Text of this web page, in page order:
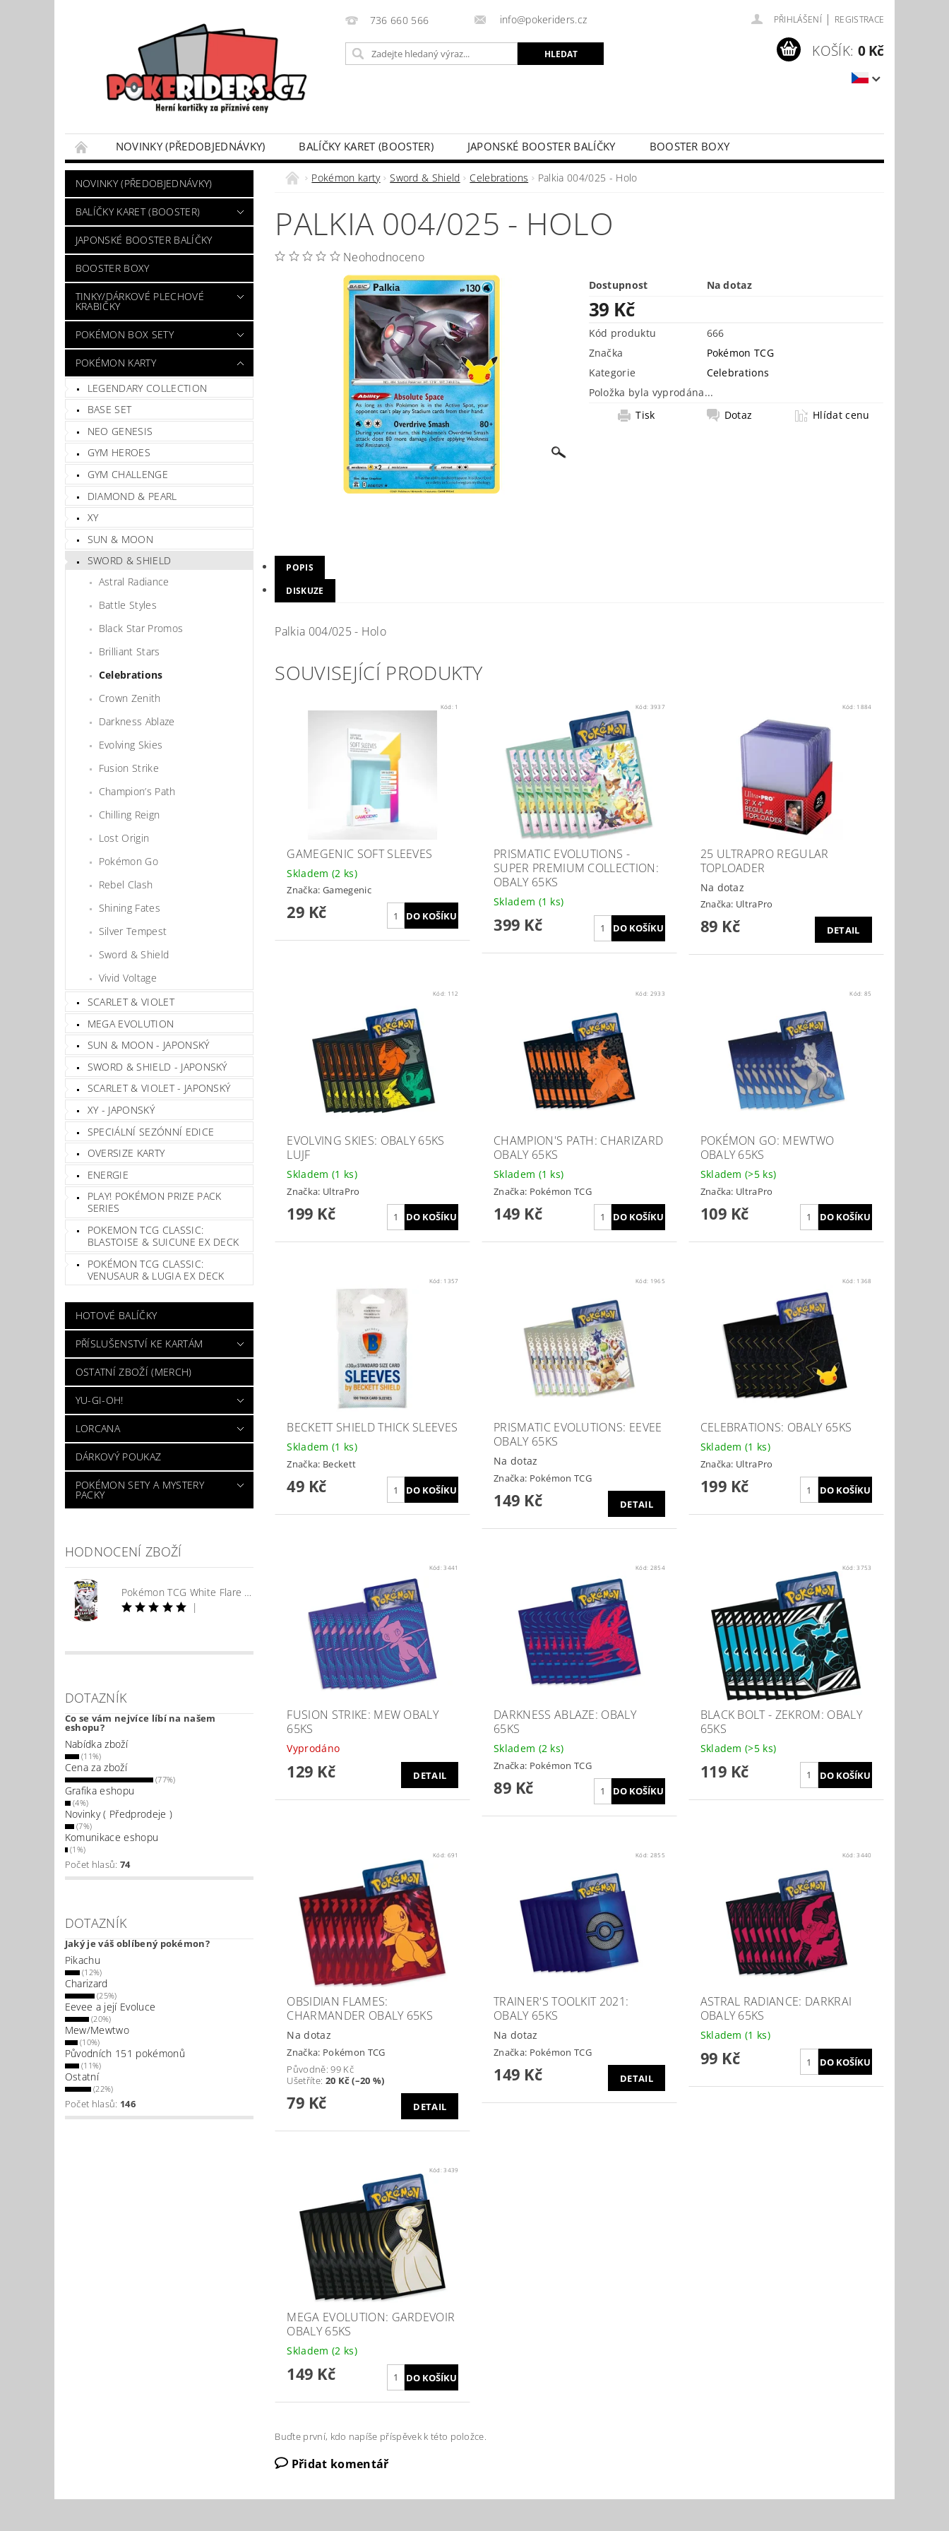
736 660 566 info@pokeriders.cz PŘIHLÁŠENÍ | REGISTRACE
KOŠÍK: 0 Kč
NOVINKY (PŘEDOBJEDNÁVKY) BALÍČKY KARET (BOOSTER) JAPONSKÉ BOOSTER BALÍČKY
BOOSTER BOXY
POKÉMON BOX SETY
TINKY/DÁRKOVÉ PLECHOVÉ KRABIČKY POKÉMON KARTY HOTOVÉ BALÍČKY
VÝKUP POKÉMON KARET
DÁRKOVÝ POUKAZ
NOVINKY (PŘEDOBJEDNÁVKY)
BALÍČKY KARET (BOOSTER)
JAPONSKÉ BOOSTER BALÍČKY
BOOSTER BOXY
TINKY/DÁRKOVÉ PLECHOVÉ
KRABIČKY
POKÉMON BOX SETY
POKÉMON KARTY
LEGENDARY COLLECTION
BASE SET
NEO GENESIS
GYM HEROES
GYM CHALLENGE
DIAMOND & PEARL
XY
SUN & MOON
SWORD & SHIELD
Astral Radiance
Battle Styles
Black Star Promos
Brilliant Stars
Celebrations
Crown Zenith
Darkness Ablaze
Evolving Skies
Fusion Strike
Champion’s Path
Chilling Reign
Lost Origin
Pokémon Go
Rebel Clash
Shining Fates
Silver Tempest
Sword & Shield
Vivid Voltage
SCARLET & VIOLET
MEGA EVOLUTION
SUN & MOON - JAPONSKÝ
SWORD & SHIELD - JAPONSKÝ
SCARLET & VIOLET - JAPONSKÝ
XY - JAPONSKÝ
SPECIÁLNÍ SEZÓNNÍ EDICE
OVERSIZE KARTY
ENERGIE
PLAY! POKÉMON PRIZE PACK
SERIES
POKEMON TCG CLASSIC:
BLASTOISE & SUICUNE EX DECK
POKÉMON TCG CLASSIC:
VENUSAUR & LUGIA EX DECK
HOTOVÉ BALÍČKY
PŘÍSLUŠENSTVÍ KE KARTÁM
OSTATNÍ ZBOŽÍ (MERCH)
YU-GI-OH!
LORCANA
DÁRKOVÝ POUKAZ
POKÉMON SETY A MYSTERY
PACKY
HODNOCENÍ ZBOŽÍ
Pokémon TCG White Flare Booster
|
DOTAZNÍK
Co se vám nejvíce líbí na našem
eshopu?
Nabídka zboží
(11%)
Cena za zboží
(77%)
Grafika eshopu
(4%)
Novinky ( Předprodeje )
(7%)
Komunikace eshopu
(1%)
Počet hlasů: 74
DOTAZNÍK
Jaký je váš oblíbený pokémon?
Pikachu
(12%)
Charizard
(25%)
Eevee a její Evoluce
(20%)
Mew/Mewtwo
(10%)
Původních 151 pokémonů
(11%)
Ostatní
(22%)
Počet hlasů: 146
Pokémon karty Sword & Shield Celebrations Palkia 004/025 - Holo
PALKIA 004/025 - HOLO
Neohodnoceno
Dostupnost Na dotaz
39 Kč
Kód produktu
666
Značka
Pokémon TCG
Kategorie
Celebrations
Položka byla vyprodána...
Tisk
Dotaz Hlídat cenu
POPIS
DISKUZE
Palkia 004/025 - Holo
SOUVISEJÍCÍ PRODUKTY
Kód: 1
GAMEGENIC SOFT SLEEVES
Skladem (2 ks)
Značka: Gamegenic
29 Kč
Kód: 3937
PRISMATIC EVOLUTIONS -
SUPER PREMIUM COLLECTION:
OBALY 65KS
Skladem (1 ks)
399 Kč
Kód: 1884
25 ULTRAPRO REGULAR
TOPLOADER
Na dotaz
Značka: UltraPro
89 Kč DETAIL
Kód: 112
EVOLVING SKIES: OBALY 65KS
LUJF
Skladem (1 ks)
Značka: UltraPro
199 Kč
Kód: 2933
CHAMPION'S PATH: CHARIZARD
OBALY 65KS
Skladem (1 ks)
Značka: Pokémon TCG
149 Kč
Kód: 85
POKÉMON GO: MEWTWO
OBALY 65KS
Skladem(>5 ks)
Značka: UltraPro
109 Kč
Kód: 1357
BECKETT SHIELD THICK SLEEVES
Skladem (1 ks)
Značka: Beckett
49 Kč
Kód: 1965
PRISMATIC EVOLUTIONS: EEVEE
OBALY 65KS
Na dotaz
Značka: Pokémon TCG
149 Kč DETAIL
Kód: 1368
CELEBRATIONS: OBALY 65KS
Skladem(1 ks)
Značka: UltraPro
199 Kč
Kód:3441
FUSION STRIKE: MEW OBALY
65KS
Vyprodáno
129 Kč DETAIL
Kód: 2854
DARKNESS ABLAZE: OBALY
65KS
Skladem (2 ks)
Značka: Pokémon TCG
89 Kč
Kód:3753
BLACK BOLT - ZEKROM: OBALY
65KS
Skladem(>5 ks)
119 Kč
Kód: 691
OBSIDIAN FLAMES:
CHARMANDER OBALY 65KS
Na dotaz
Značka: Pokémon TCG
Původně:99 Kč
Ušetříte: 20 Kč (–20 %)
79 Kč DETAIL
Kód: 2855
TRAINER'S TOOLKIT 2021:
OBALY 65KS
Na dotaz
Značka: Pokémon TCG
149 Kč DETAIL
Kód:3440
ASTRAL RADIANCE: DARKRAI
OBALY 65KS
Skladem(1 ks)
99 Kč
Kód:3439
MEGA EVOLUTION: GARDEVOIR
OBALY 65KS
Skladem (2 ks)
149 Kč
Buďte první, kdo napíše příspěvek k této položce.
Přidat komentář